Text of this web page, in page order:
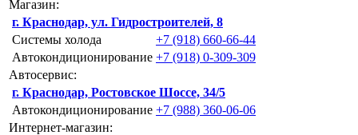
Магазин:
г. Краснодар, ул. Гидростроителей, 8
Системы холода
+7 (918) 660-66-44
Автокондиционирование +7 (918) 0-309-309
Автосервис:
г. Краснодар, Ростовское Шоссе, 34/5
Автокондиционирование +7 (988) 360-06-06
Интернет-магазин: